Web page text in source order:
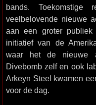
bands.
veelbelovende nieuwe
aan een groter publiek
initiatief van de
waar het de nieuwe
Divebomb zelf en ook
Arkeyn Steel kwamen
voor de dag.